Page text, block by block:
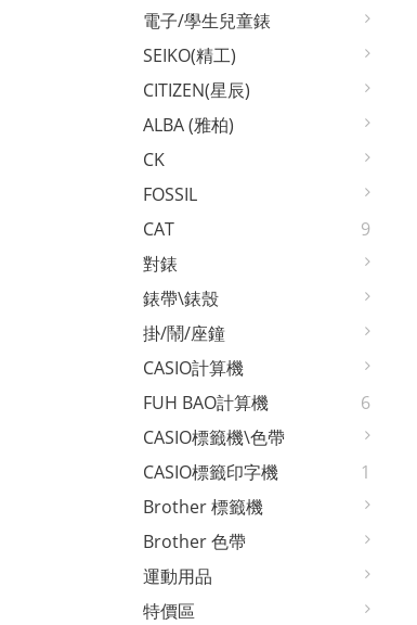
電子/學生兒童錶
SEIKO(精工)
CITIZEN(星辰)
ALBA (雅柏)
CK
FOSSIL
CAT
9
對錶
錶帶\錶殼
掛/鬧/座鐘
CASIO計算機
FUH BAO計算機
6
CASIO標籤機\色帶
CASIO標籤印字機
1
Brother 標籤機
Brother 色帶
運動用品
特價區